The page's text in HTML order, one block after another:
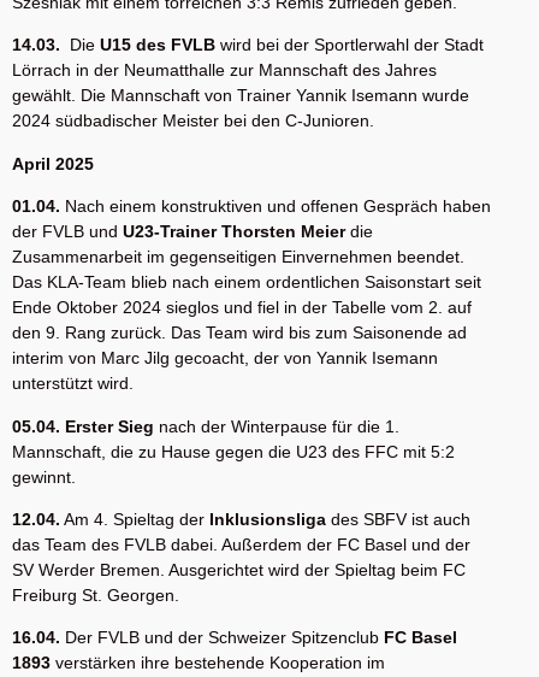
14.03. Die U15 des FVLB wird bei der Sportlerwahl der Stadt
Lörrach in der Neumatthalle zur Mannschaft des Jahres
gewählt. Die Mannschaft von Trainer Yannik Isemann wurde
2024 südbadischer Meister bei den C-Junioren.
April 2025
01.04. Nach einem konstruktiven und offenen Gespräch haben
der FVLB und U23-Trainer Thorsten Meierdie
Zusammenarbeit im gegenseitigen Einvernehmen beendet.
Das KLA-Team blieb nach einem ordentlichen Saisonstart seit
Ende Oktober 2024 sieglos und fiel in der Tabelle vom 2. auf
den 9. Rang zurück. Das Team wird bis zum Saisonende ad
interim von Marc Jilg gecoacht, der von Yannik Isemann
unterstützt wird.
05.04. Erster Sieg nach der Winterpause für die 1.
Mannschaft, die zu Hause gegen die U23 des FFC mit 5:2
gewinnt.
12.04. Am 4. Spieltag der Inklusionsliga des SBFV ist auch
das Team des FVLB dabei. Außerdem der FC Basel und der
SV Werder Bremen. Ausgerichtet wird der Spieltag beim FC
Freiburg St. Georgen.
16.04. Der FVLB und der Schweizer Spitzenclub FC Basel
1893 verstärken ihre bestehende Kooperation im